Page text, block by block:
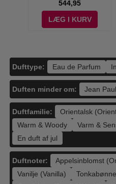
544,95
LÆG I KURV
Dufttype: Eau de Parfum
Duftfamilie: Orientalsk
Warm & Woody
Varm &
En duft af jul
Duftnoter: Appelsinblomst
Vanilje (Vanilla)
Duften minder om: Jean